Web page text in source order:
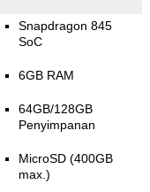
Snapdragon 845
SoC
6GB RAM
64GB/128GB
Penyimpanan
MicroSD (400GB
max.)